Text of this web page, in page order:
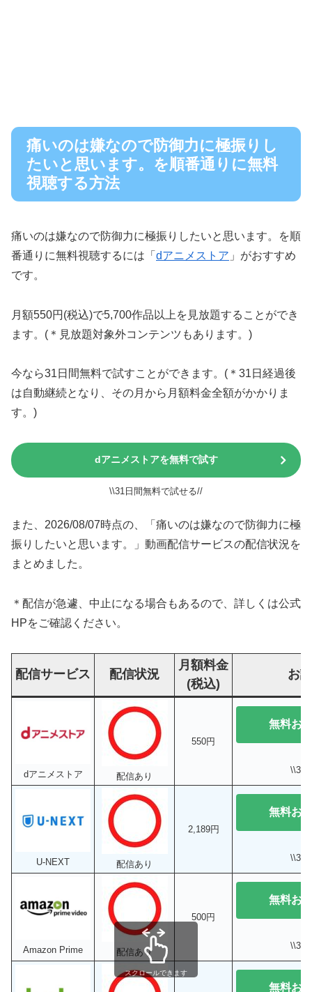
痛いのは嫌なので防御力に極振りし
たいと思います。を順番通りに無料
視聴する方法
痛いのは嫌なので防御力に極振りしたいと思います。を順
番通りに無料視聴するには「 dアニメストア 」がおすすめ
です。
月額550円(税込)で5,700作品以上を見放題することができ
ます。(＊見放題対象外コンテンツもあります。)
今なら31日間無料で試すことができます。(＊31日経過後
は自動継続となり、その月から月額料金全額がかかりま
す。)
dアニメストアを無料で試す
\\31日間無料で試せる//
また、2026/08/07時点の、「痛いのは嫌なので防御力に極
振りしたいと思います。」動画配信サービスの配信状況を
まとめました。
＊配信が急遽、中止になる場合もあるので、詳しくは公式
HPをご確認ください。
配信サービス 配信状況
月額料金
(税込)
お
dアニメストア 配信あり
550円
無料お
\\31
U-NEXT 配信あり
2,189円
無料お
\\31
Amazon Prime 配信あり
500円
無料お
\\30
無料お
スクロールできます